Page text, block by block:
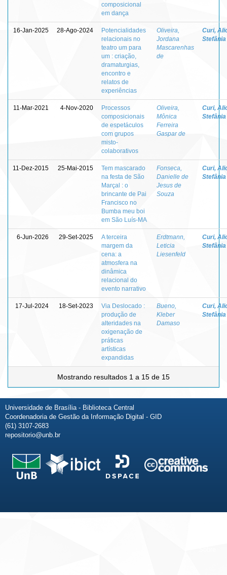
composicional
em dança
16-Jan-2025 28-Ago-2024
Potencialidades
relacionais no
teatro um para
um : criação,
dramaturgias,
encontro e
relatos de
experiências
Oliveira,
Jordana
Mascarenhas
de
Curi,
Stefânia
11-Mar-2021 4-Nov-2020
Processos
composicionais
de espetáculos
com grupos
misto-
colaborativos
Oliveira,
Mônica
Ferreira
Gaspar de
Curi,
Stefânia
11-Dez-2015 25-Mai-2015
Tem mascarado
na festa de São
Marçal : o
brincante de Pai
Francisco no
Bumba meu boi
em São Luís-MA
Fonseca,
Danielle de
Jesus de
Souza
Curi,
Stefânia
6-Jun-2026 29-Set-2025
A terceira
margem da
cena: a
atmosfera na
dinâmica
relacional do
evento narrativo
Erdtmann,
Leticia
Liesenfeld
Curi,
Stefânia
17-Jul-2024 18-Set-2023
Via Deslocado :
produção de
alteridades na
oxigenação de
práticas
artísticas
expandidas
Bueno,
Kleber
Damaso
Curi,
Stefânia
Mostrando resultados 1 a 15 de 15
Universidade de Brasília - Biblioteca Central
Coordenadoria de Gestão da Informação Digital - GID
(61) 3107-2683
repositorio@unb.br